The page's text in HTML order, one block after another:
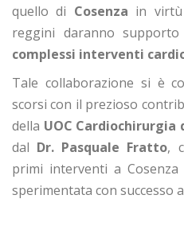
quello di Cosenza in virtù
reggini daranno
complessi interventi
Tale collaborazione si è
scorsi con il prezioso
della UOC Cardiochirurgia
dal Dr. Pasquale Fratto,
primi interventi a
sperimentata con successo